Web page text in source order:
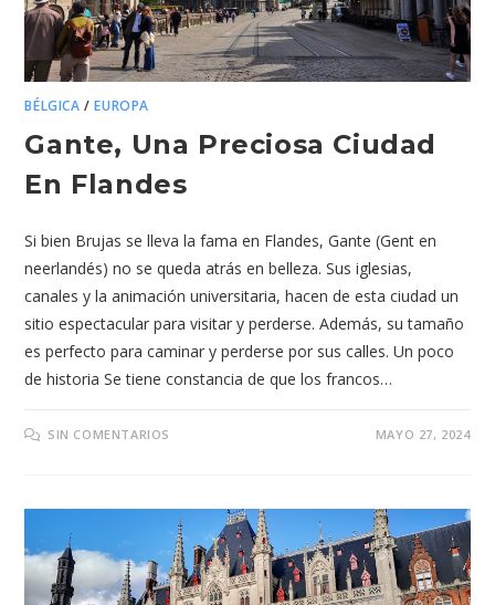
BÉLGICA /EUROPA
Gante, Una Preciosa Ciudad
En Flandes
Si bien Brujas se lleva la fama en Flandes, Gante (Gent en
neerlandés) no se queda atrás en belleza. Sus iglesias,
canales y la animación universitaria, hacen de esta ciudad un
sitio espectacular para visitar y perderse. Además, su tamaño
es perfecto para caminar y perderse por sus calles. Un poco
de historia Se tiene constancia de que los francos…
SIN COMENTARIOS MAYO 27, 2024